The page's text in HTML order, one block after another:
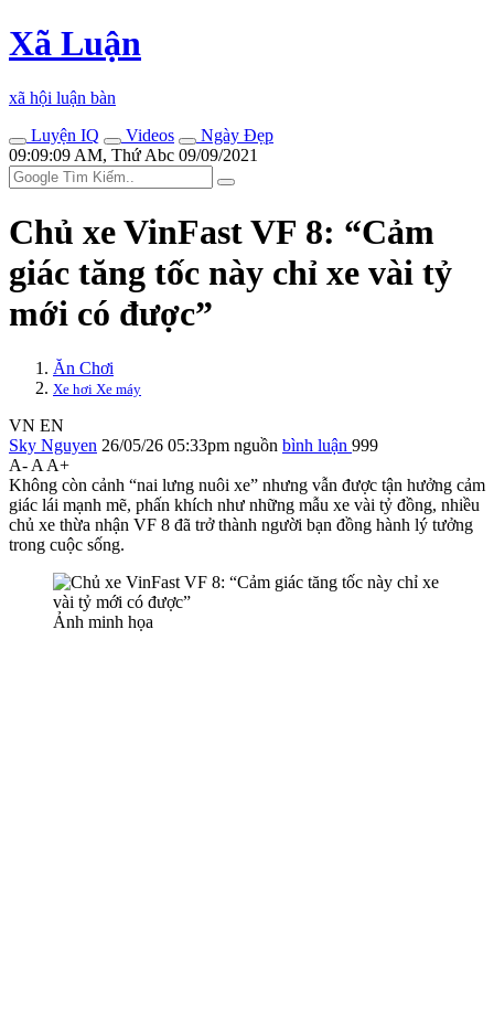
Xã Luận
xã hội luận bàn
Luyện IQ
Videos
Ngày Đẹp
09:09:09 AM, Thứ Abc 09/09/2021
Chủ xe VinFast VF 8: “Cảm
giác tăng tốc này chỉ xe vài tỷ
mới có được”
Ăn Chơi
Xe hơi Xe máy
VN EN
Sky Nguyen 26/05/26 05:33pm nguồn bình luận 999
A- A A+
Không còn cảnh “nai lưng nuôi xe” nhưng vẫn được tận hưởng cảm
giác lái mạnh mẽ, phấn khích như những mẫu xe vài tỷ đồng, nhiều
chủ xe thừa nhận VF 8 đã trở thành người bạn đồng hành lý tưởng
trong cuộc sống.
Ảnh minh họa